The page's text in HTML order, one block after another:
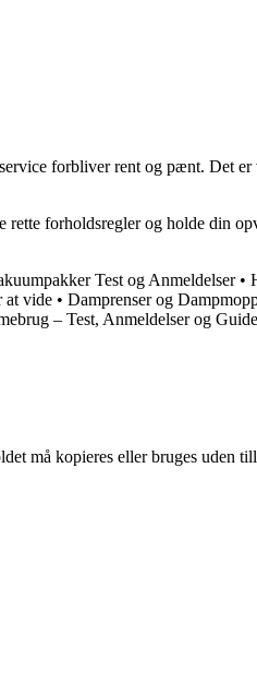
forbliver rent og pænt. Det
forholdsregler og holde din
Test og Anmeldelser•
at vide • Damprenser og
– Test, Anmeldelser og Guide
må kopieres eller bruges uden